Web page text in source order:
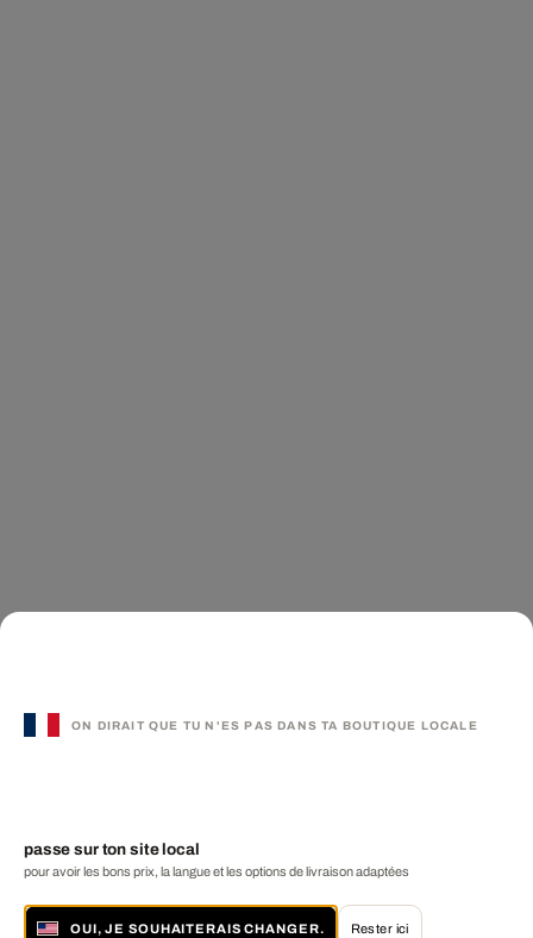
ON DIRAIT QUE TU N'ES PAS DANS TA BOUTIQUE LOCALE
passe sur ton site local
pour avoir les bons prix, la langue et les options de livraison adaptées
OUI, JE SOUHAITERAIS CHANGER. Rester ici